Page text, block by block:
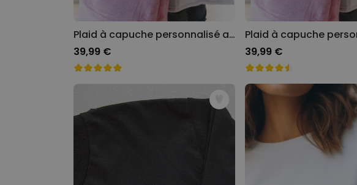
Plaid à capuche personnalisé avec monogramme
39,99 €
39,99 €